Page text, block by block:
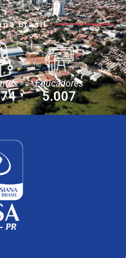
Brasil
Educadores
5.007